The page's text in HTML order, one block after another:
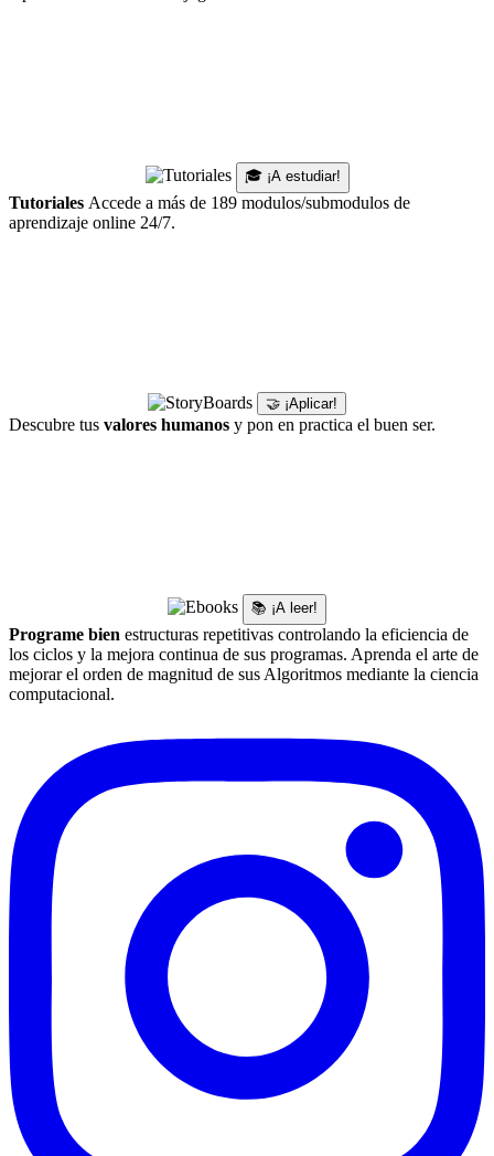
🎓 ¡A estudiar!
Tutoriales Accede a más de 189 modulos/submodulos de
aprendizaje online 24/7.
🤝 ¡Aplicar!
Descubre tus valores humanos y pon en practica el buen ser.
📚 ¡A leer!
Programe bien estructuras repetitivas controlando la eficiencia de
los ciclos y la mejora continua de sus programas. Aprenda el arte de
mejorar el orden de magnitud de sus Algoritmos mediante la ciencia
computacional.